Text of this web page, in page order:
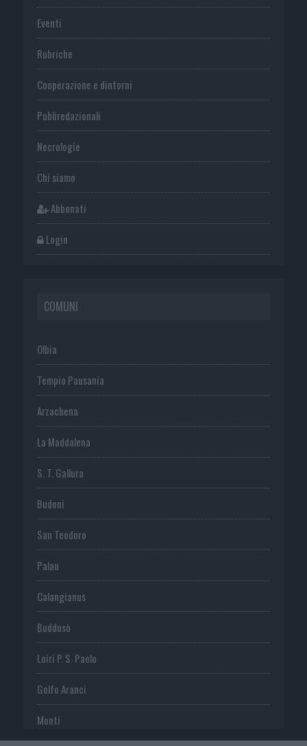
Eventi
Rubriche
Cooperazione e dintorni
Publiredazionali
Necrologie
Chi siamo
Abbonati
Login
COMUNI
Olbia
Tempio Pausania
Arzachena
La Maddalena
S. T. Gallura
Budoni
San Teodoro
Palau
Calangianus
Buddusò
Loiri P. S. Paolo
Golfo Aranci
Monti